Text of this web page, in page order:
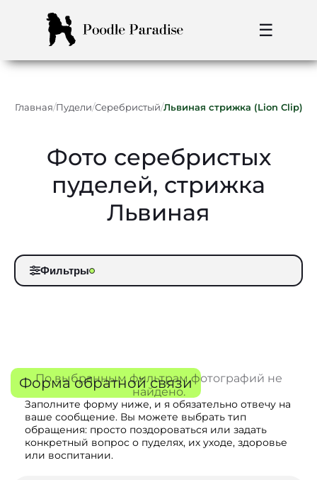
☰
Главная/Пудели/Серебристый/Львиная стрижка (Lion Clip)
Фото серебристых
пуделей, стрижка
Львиная
Фильтры
По выбранным фильтрам фотографий не
найдено.
Форма обратной связи
Заполните форму ниже, и я обязательно отвечу на
ваше сообщение. Вы можете выбрать тип
обращения: просто поздороваться или задать
конкретный вопрос о пуделях, их уходе, здоровье
или воспитании.